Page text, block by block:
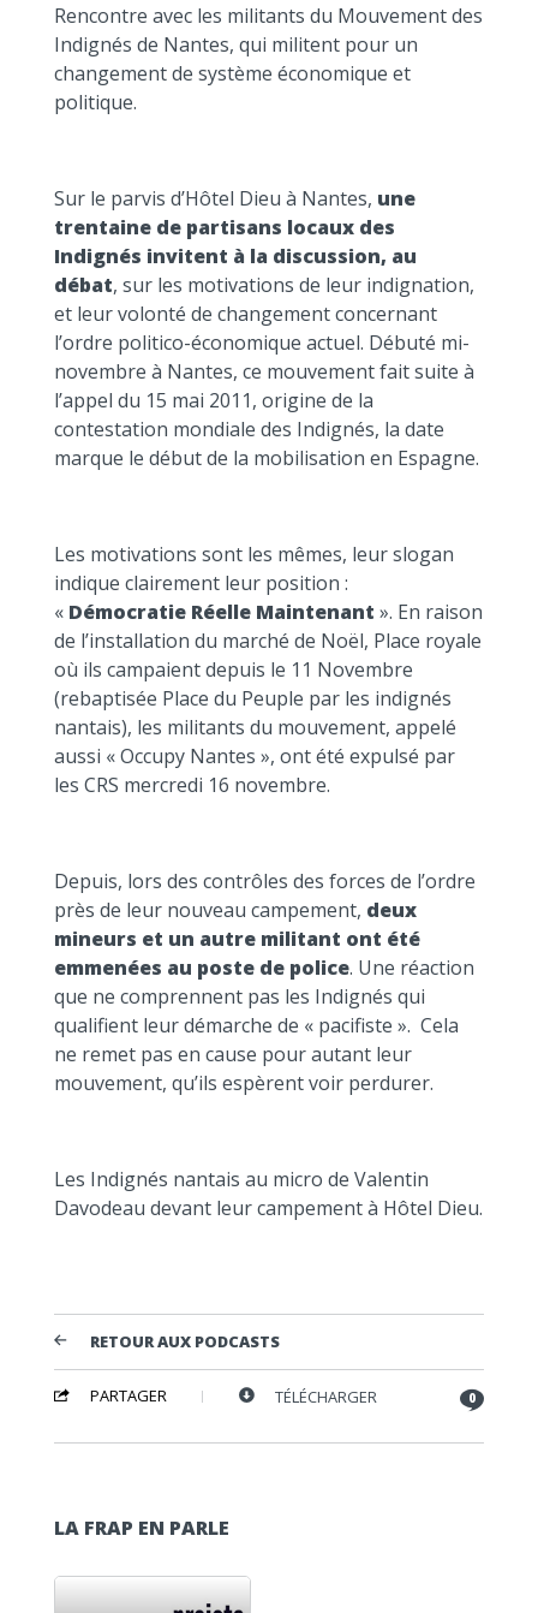
Rencontre avec les militants du Mouvement des
Indignés de Nantes, qui militent pour un
changement de système économique et
politique.
Sur le parvis d’Hôtel Dieu à Nantes, une
trentaine de partisans locaux des
Indignés invitent à la discussion, au
débat, sur les motivations de leur indignation,
et leur volonté de changement concernant
l’ordre politico-économique actuel. Débuté mi-
novembre à Nantes, ce mouvement fait suite à
l’appel du 15 mai 2011, origine de la
contestation mondiale des Indignés, la date
marque le début de la mobilisation en Espagne.
Les motivations sont les mêmes, leur slogan
indique clairement leur position :
« Démocratie Réelle Maintenant ». En raison
de l’installation du marché de Noël, Place royale
où ils campaient depuis le 11 Novembre
(rebaptisée Place du Peuple par les indignés
nantais), les militants du mouvement, appelé
aussi « Occupy Nantes », ont été expulsé par
les CRS mercredi 16 novembre.
Depuis, lors des contrôles des forces de l’ordre
près de leur nouveau campement, deux
mineurs et un autre militant ont été
emmenées au poste de police. Une réaction
que ne comprennent pas les Indignés qui
qualifient leur démarche de « pacifiste ». Cela
ne remet pas en cause pour autant leur
mouvement, qu’ils espèrent voir perdurer.
Les Indignés nantais au micro de Valentin
Davodeau devant leur campement à Hôtel Dieu.
RETOUR AUX PODCASTS
PARTAGER TÉLÉCHARGER 0
LA FRAP EN PARLE
Lecteur audio